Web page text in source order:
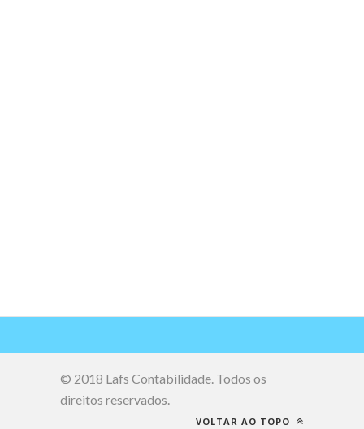
© 2018 Lafs Contabilidade. Todos os
direitos reservados.
VOLTAR AO TOPO